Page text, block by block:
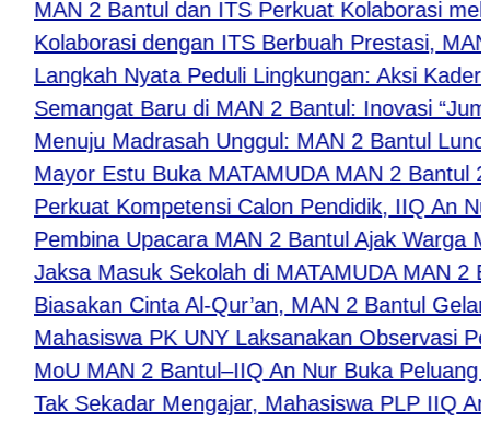
2 Bantul dan ITS Perkuat Kolaborasi melalui
dengan ITS Berbuah Prestasi, MAN 2
Nyata Peduli Lingkungan: Aksi Kader
Baru di MAN 2 Bantul: Inovasi “Jumat
Madrasah Unggul: MAN 2 Bantul
Estu Buka MATAMUDA MAN 2 Bantul
Kompetensi Calon Pendidik, IIQ An Nur
Upacara MAN 2 Bantul Ajak Warga
Masuk Sekolah di MATAMUDA MAN 2
Cinta Al-Qur’an, MAN 2 Bantul Gelar
PK UNY Laksanakan Observasi
MAN 2 Bantul–IIQ An Nur Buka Peluang
Sekadar Mengajar, Mahasiswa PLP IIQ An